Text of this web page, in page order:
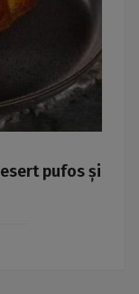
pufos și